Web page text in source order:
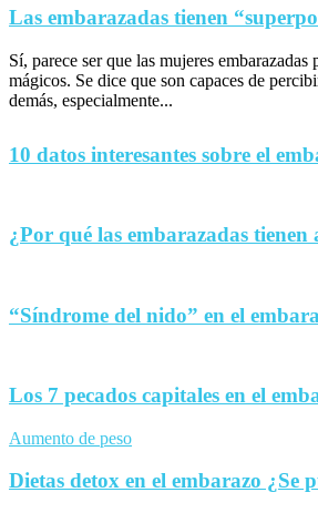
Las embarazadas tienen
Sí, parece ser que las mujeres embarazadas
mágicos. Se dice que son capaces de
demás, especialmente...
10 datos interesantes sobre el
¿Por qué las embarazadas tienen
“Síndrome del nido” en el
Los 7 pecados capitales en el
Aumento de peso
Dietas detox en el embarazo ¿Se